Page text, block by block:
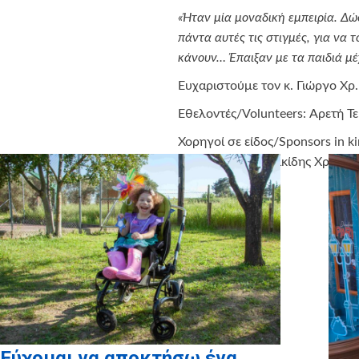
«Ήταν μία μοναδική εμπειρία.
πάντα αυτές τις στιγμές, για
κάνουν… Έπαιξαν με τα παιδιά
Ευχαριστούμε τον κ. Γιώργο
Εθελοντές/Volunteers: Αρετή
Χορηγοί σε είδος/Sponsors in
Μεταφορική Μιτζικίδης